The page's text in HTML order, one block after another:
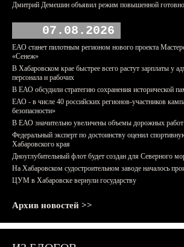
Дмитрий Демешин объявил режим повышенной
07.08.2026
ЕАО станет пилотным регионом нового проекта
«Сенеж»
В Хабаровском крае быстрее всего растут зарплаты у
персонала и рабочих
В ЕАО обсудили стратегию сохранения исторической
ЕАО - в числе 40 российских регионов-участников
безопасности»
В ЕАО значительно увеличены объемы дорожных работ
Федеральный эксперт по достоинству оценил
Хабаровского края
Дноуглубительный флот будет создан для Северного
На Хабаровском судостроительном заводе началось
ЦУМ в Хабаровске вернули государству
Архив новостей >>